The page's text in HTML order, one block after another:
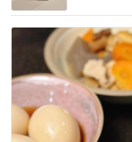
帰宅後焼くだけの鶏皮串焼き
Amebaトピックス 20時間前